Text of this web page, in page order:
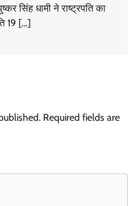
सिंह धामी ने राष्ट्रपति का
19 […]
Required fields are